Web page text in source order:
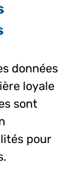
données
loyale
sont
pour